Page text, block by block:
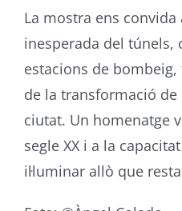
La mostra ens
inesperada del túnels,
estacions de
de la transformació de
ciutat. Un homenatge
segle XX i a la
il·luminar allò que